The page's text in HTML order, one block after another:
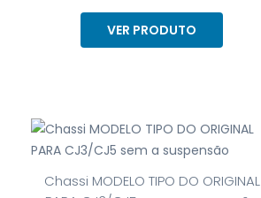
VER PRODUTO
Chassi MODELO TIPO DO ORIGINAL